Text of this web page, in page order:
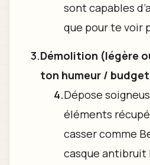
sont capables
que pour te voir
Démolition (légère
ton humeur /
Dépose
éléments
casser comme
casque antibruit